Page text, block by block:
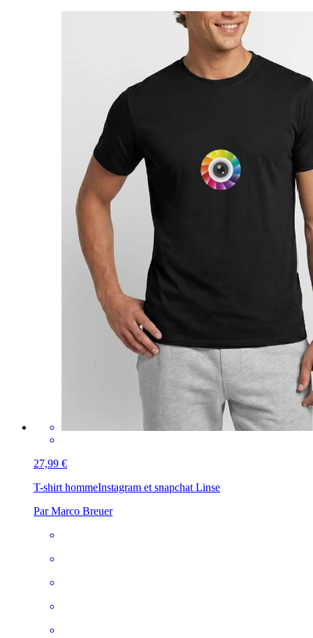
27,99 €
T-shirt hommeInstagram et snapchat Linse
Par Marco Breuer